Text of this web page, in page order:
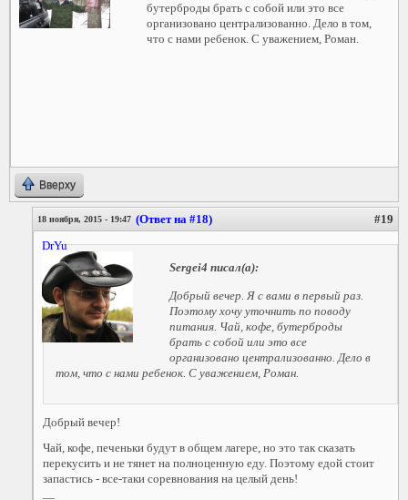
бутерброды брать с собой или это все
организовано централизованно. Дело в том,
что с нами ребенок. С уважением, Роман.
Вверху
18 ноября, 2015 - 19:47 (Ответ на #18) #19
DrYu
Sergei4 писал(а):
Добрый вечер. Я с вами в первый раз.
Поэтому хочу уточнить по поводу
питания. Чай, кофе, бутерброды
брать с собой или это все
организовано централизованно. Дело в
том, что с нами ребенок. С уважением, Роман.
Добрый вечер!
Чай, кофе, печеньки будут в общем лагере, но это так сказать
перекусить и не тянет на полноценную еду. Поэтому едой стоит
запастись - все-таки соревнования на целый день!